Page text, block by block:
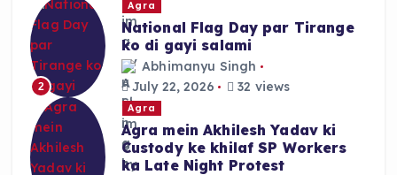
2
Agra
National Flag Day par Tirange
ko di gayi salami
Abhimanyu Singh
July 22, 2026
32 views
Agra
Agra mein Akhilesh Yadav ki
Custody ke khilaf SP Workers
ka Late Night Protest